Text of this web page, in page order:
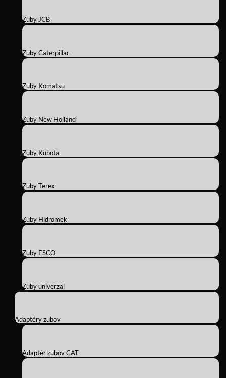
Zuby JCB
Zuby Caterpillar
Zuby Komatsu
Zuby New Holland
Zuby Kubota
Zuby Terex
Zuby Hidromek
Zuby ESCO
Zuby univerzal
Adaptéry zubov
Adaptér zubov CAT